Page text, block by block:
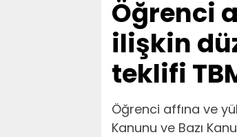
Öğrenci
ilişkin
teklifi
Öğrenci affına ve
Kanunu ve Bazı